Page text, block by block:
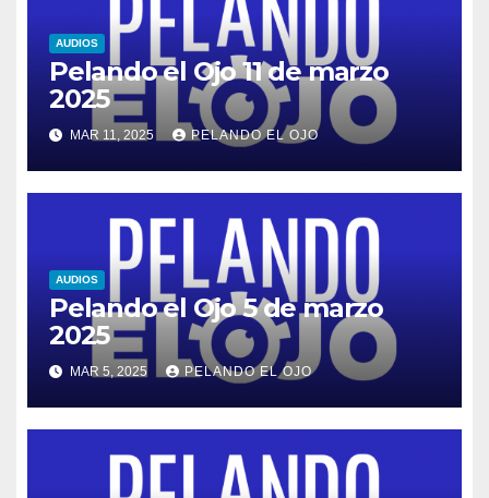
AUDIOS
Pelando el Ojo 11 de marzo
2025
MAR 11, 2025 PELANDO EL OJO
AUDIOS
Pelando el Ojo 5 de marzo
2025
MAR 5, 2025 PELANDO EL OJO